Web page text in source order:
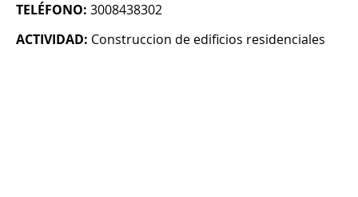
TELÉFONO: 3008438302
ACTIVIDAD: Construccion de edificios residenciales